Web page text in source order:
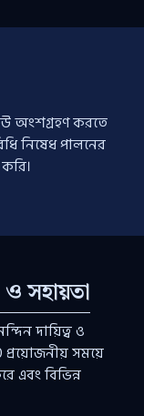
অংশগ্রহণ করতে
নিষেধ পালনের
সহায়তা
দায়িত্ব ও
প্রয়োজনীয় সময়ে
এবং বিভিন্ন